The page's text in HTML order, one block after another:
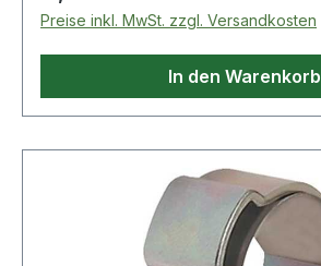
Preise inkl. MwSt. zzgl. Versandkosten
In den Warenkorb